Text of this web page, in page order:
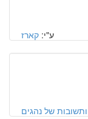
ע"י: קארז
של נהגים